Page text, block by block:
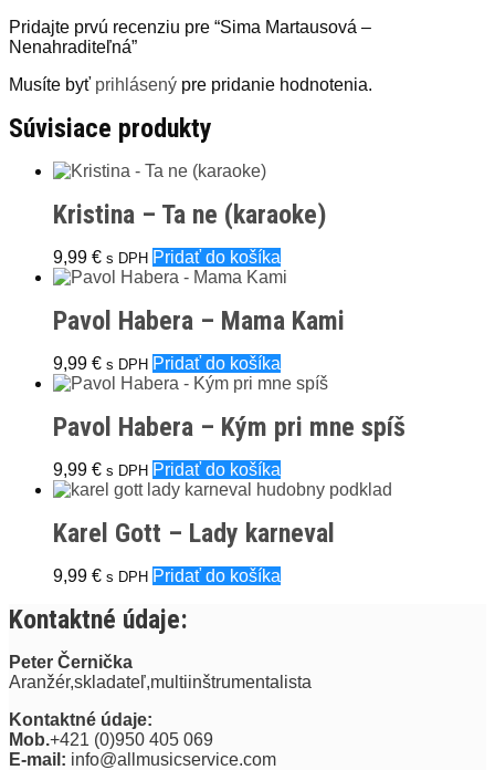
Pridajte prvú recenziu pre “Sima Martausová –
Nenahraditeľná”
Musíte byť prihlásený pre pridanie hodnotenia.
Súvisiace produkty
Kristina – Ta ne (karaoke)
9,99 € s DPH Pridať do košíka
Pavol Habera – Mama Kami
9,99 € s DPH Pridať do košíka
Pavol Habera – Kým pri mne spíš
9,99 € s DPH Pridať do košíka
Karel Gott – Lady karneval
9,99 € s DPH Pridať do košíka
Kontaktné údaje:
Peter Černička
Aranžér,skladateľ,multiinštrumentalista
Kontaktné údaje:
Mob.+421 (0)950 405 069
E-mail: info@allmusicservice.com